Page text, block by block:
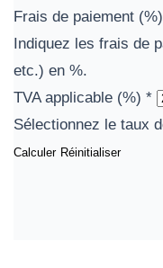
Frais de paiement (%)
Indiquez les frais de
etc.) en %.
TVA applicable (%) *
Sélectionnez le taux
Calculer Réinitialiser